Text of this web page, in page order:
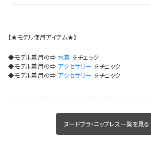
イベント一覧
【★モデル使用アイテム★】
◆モデル着用の⇒ 水着 をチェック
◆モデル着用の⇒ アクセサリー をチェック
◆モデル着用の⇒ アクセサリー をチェック
ヌードブラ・ニップレス一覧を